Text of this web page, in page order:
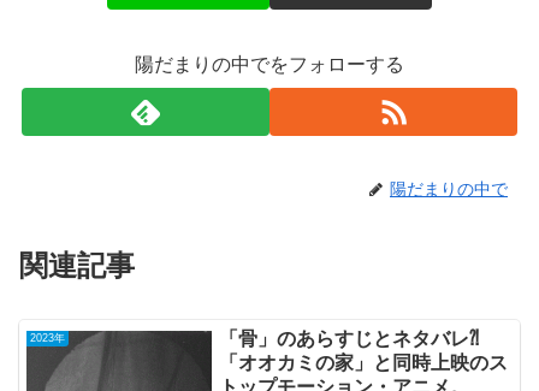
陽だまりの中でをフォローする
陽だまりの中で
関連記事
2023年
「骨」のあらすじとネタバレ⁈
「オオカミの家」と同時上映のス
トップモーション・アニメ。